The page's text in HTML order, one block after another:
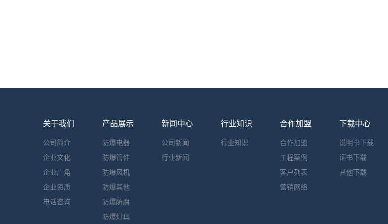
关于我们
公司简介
企业文化
企业广角
企业资质
电话咨询
产品展示
防爆电器
防爆管件
防爆风机
防爆其他
防爆防腐
防爆灯具
新闻中心
公司新闻
行业新闻
行业知识
行业知识
合作加盟
合作加盟
工程案例
客户列表
营销网络
下载中心
说明书下载
证书下载
其他下载